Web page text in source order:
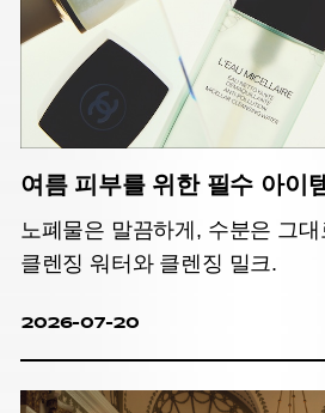
여름 피부를 위한 필수 아이
노폐물은 말끔하게, 수분은 그
클렌징 워터와 클렌징 밀크.
2026-07-20